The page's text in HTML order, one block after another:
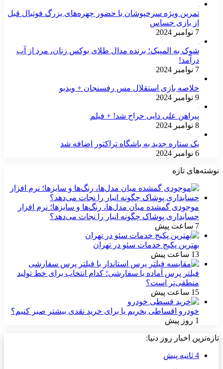
تمرین ویژه سرخپوشان با حضور چهره‌های بزرگ فوتبال قبل
از بازی حساس
شوک به المپیک؛ برنده مدال طلای بوکس زنان، مرد از آب
درآمد!
خلاصه بازی استقلال مس رفسنجان + ویدیو
پیراهن علی دایی حراج شد! + فیلم
یک ستاره جدید به باشگاه تراکتور اضافه شد
تازه
موجودی گمشده میان مدل‌ها، رنگ‌ها و سایزها؛ نرم افزار
حسابداری پوشاک چگونه انبار را نجات می‌دهد؟
بهترین پکیج خدمات سئو در تهران
فیلتر پرس آماده یا سفارشی؛ کدام انتخاب برای خط تولید
منطقی‌تر است؟
خودرو اقساطی بخریم یا برای خرید نقدی بیشتر صبر کنیم؟
اخبار روز دنیا: